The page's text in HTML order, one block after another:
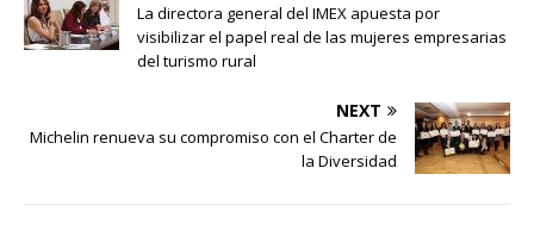
La directora general del IMEX apuesta por
visibilizar el papel real de las mujeres empresarias
del turismo rural
NEXT
Michelin renueva su compromiso con el Charter de
la Diversidad